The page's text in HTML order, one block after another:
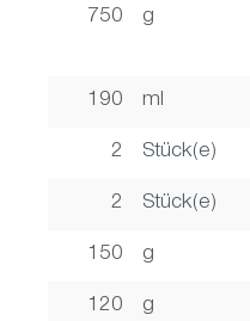
750 g
190 ml
2 Stück(e)
2 Stück(e)
150 g
120 g